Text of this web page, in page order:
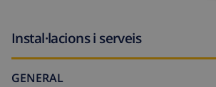
Instal·lacions i serveis
GENERAL